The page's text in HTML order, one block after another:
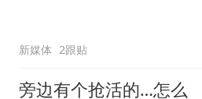
新媒体 2跟贴
旁边有个抢活的…怎么